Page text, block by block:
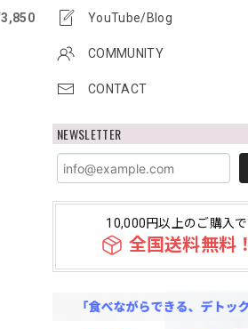
YouTube/Blog
COMMUNITY
CONTACT
NEWSLETTER
10,000円以上のご購入で
全国送料無料！